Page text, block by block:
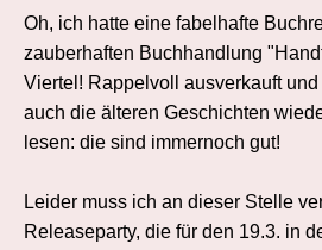
Oh, ich hatte eine fabelhafte
zauberhaften Buchhandlung
Viertel! Rappelvoll ausverkauft
auch die älteren Geschichten
lesen: die sind immernoch gut!
Leider muss ich an dieser Stelle
Releaseparty, die für den 19.3. in